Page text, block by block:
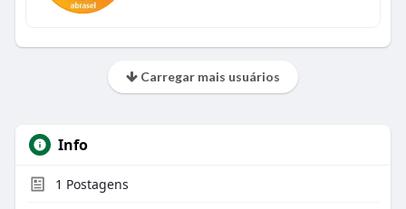
Carregar mais usuários
Info
1 Postagens